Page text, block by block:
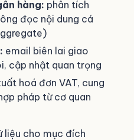
hàng: phân tích
đọc nội dung cá
email biên lai giao
cập nhật quan trọng
hoá đơn VAT, cung
pháp từ cơ quan
liệu cho mục đích